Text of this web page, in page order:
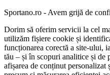
Sportano.ro - Avem grijă de
Dorim să oferim servicii la cel
utilizăm fișiere cookie și
funcționarea corectă a site-ului,
tău – și în scopuri analitice și de
afișarea de conținut personalizat